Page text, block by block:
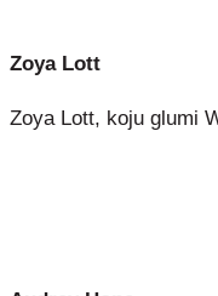
Zoya Lott
Zoya Lott, koju glumi